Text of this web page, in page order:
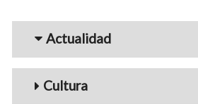
Menu_Videos
Actualidad
Cultura